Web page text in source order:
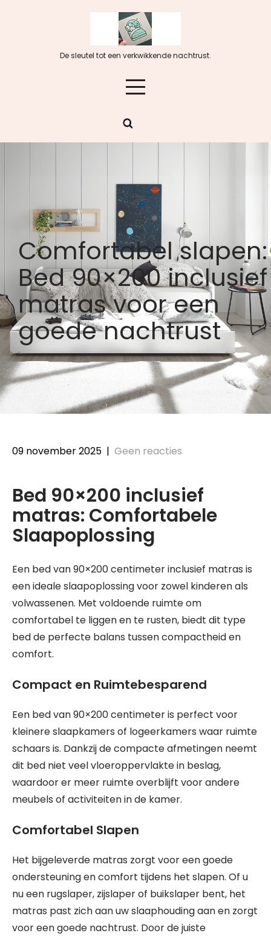
De sleutel tot een verkwikkende nachtrust.
Comfortabel slapen:
Bed 90×200 inclusief
matras voor een
goede nachtrust
09 november 2025 | Geen reacties
Bed 90×200 inclusief
matras: Comfortabele
Slaapoplossing
Een bed van 90×200 centimeter inclusief matras is
een ideale slaapoplossing voor zowel kinderen als
volwassenen. Met voldoende ruimte om
comfortabel te liggen en te rusten, biedt dit type
bed de perfecte balans tussen compactheid en
comfort.
Compact en Ruimtebesparend
Een bed van 90×200 centimeter is perfect voor
kleinere slaapkamers of logeerkamers waar ruimte
schaars is. Dankzij de compacte afmetingen neemt
dit bed niet veel vloeroppervlakte in beslag,
waardoor er meer ruimte overblijft voor andere
meubels of activiteiten in de kamer.
Comfortabel Slapen
Het bijgeleverde matras zorgt voor een goede
ondersteuning en comfort tijdens het slapen. Of u
nu een rugslaper, zijslaper of buikslaper bent, het
matras past zich aan uw slaaphouding aan en zorgt
voor een goede nachtrust. Door de juiste